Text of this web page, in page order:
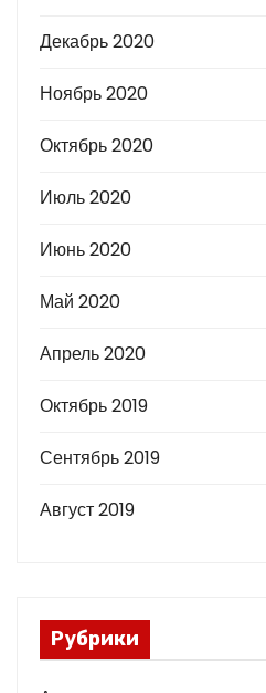
Декабрь 2020
Ноябрь 2020
Октябрь 2020
Июль 2020
Июнь 2020
Май 2020
Апрель 2020
Октябрь 2019
Сентябрь 2019
Август 2019
Рубрики